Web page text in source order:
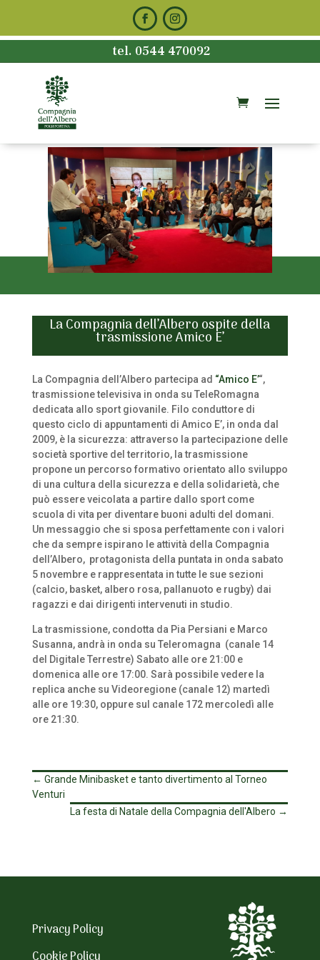
tel. 0544 470092
La Compagnia dell’Albero ospite della
trasmissione Amico E’
La Compagnia dell’Albero partecipa ad “Amico E’“,
trasmissione televisiva in onda su TeleRomagna
dedicata allo sport giovanile. Filo conduttore di
questo ciclo di appuntamenti di Amico E’, in onda dal
2009, è la sicurezza: attraverso la partecipazione delle
società sportive del territorio, la trasmissione
propone un percorso formativo orientato allo sviluppo
di una cultura della sicurezza e della solidarietà, che
può essere veicolata a partire dallo sport come
scuola di vita per diventare buoni adulti del domani.
Un messaggio che si sposa perfettamente con i valori
che da sempre ispirano le attività della Compagnia
dell’Albero, protagonista della puntata in onda sabato
5 novembre e rappresentata in tutte le sue sezioni
(calcio, basket, albero rosa, pallanuoto e rugby) dai
ragazzi e dai dirigenti intervenuti in studio.
La trasmissione, condotta da Pia Persiani e Marco
Susanna, andrà in onda su Teleromagna (canale 14
del Digitale Terrestre) Sabato alle ore 21:00 e
domenica alle ore 17:00. Sarà possibile vedere la
replica anche su Videoregione (canale 12) martedì
alle ore 19:30, oppure sul canale 172 mercoledì alle
ore 21:30.
← Grande Minibasket e tanto divertimento al Torneo
Venturi
La festa di Natale della Compagnia dell'Albero →
Privacy Policy